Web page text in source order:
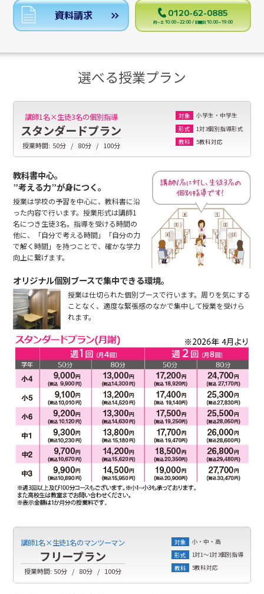
資料請求 0120-62-0885
月～土 10:00～22:00 / 日曜日 10:00～19:00
選べる授業プラン
講師1名×生徒3名の個別指導
スタンダードプラン
授業時間: 50分 80分 100分
対象
小学生・中学生
形式
1対3個別指導形式
教科
5教科対応
教科書中心。
”考える力”が身につく。
授業は学校の予習を中心に、教科書に沿
った内容で行います。授業形式は講師1
名につき生徒3名。指導を受ける時間の
他に、「自分で考える時間」「自分の力
で解く時間」を持つことで、確かな学力
向上に繋げます。
オリジナル個別ブースで集中できる環境。
授業は仕切られた個別ブースで行います。周りを気にする
ことなく、適度な緊張感のなかで集中して授業を受けら
れます。
講師1名×生徒1名のマンツーマン
フリープラン
授業時間: 50分 80分 100分
対象
小・中・高
形式
1対1～1対3個別指導
教科
5教科対応